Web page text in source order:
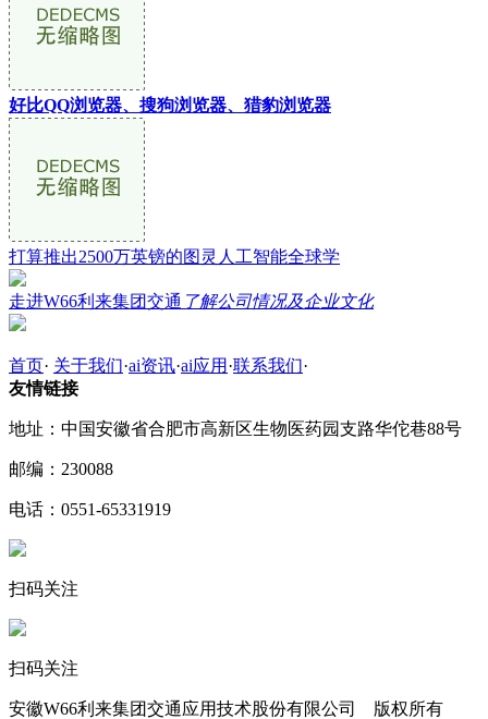
好比QQ浏览器、搜狗浏览器、猎豹浏览器
打算推出2500万英镑的图灵人工智能全球学
走进W66利来集团交通 了解公司情况及企业文化
首页· 关于我们·ai资讯·ai应用 ·联系我们·
友情链接
地址：中国安徽省合肥市高新区生物医药园支路华佗巷88号
邮编：230088
电话：0551-65331919
扫码关注
扫码关注
安徽W66利来集团交通应用技术股份有限公司 版权所有